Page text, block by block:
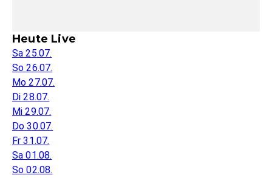
Heute Live
Sa 25.07.
So 26.07.
Mo 27.07.
Di 28.07.
Mi 29.07.
Do 30.07.
Fr 31.07.
Sa 01.08.
So 02.08.